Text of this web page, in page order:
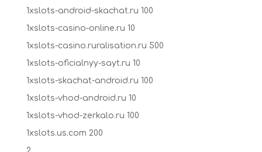
1xslots-android-skachat.ru 100
1xslots-casino-online.ru 10
1xslots-casino.ruralisation.ru 500
1xslots-oficialnyy-sayt.ru 10
1xslots-skachat-android.ru 100
1xslots-vhod-android.ru 10
1xslots-vhod-zerkalo.ru 100
1xslots.us.com 200